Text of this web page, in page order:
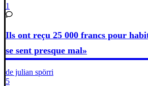
1
Ils ont reçu 25 000 francs pour
se sent presque mal»
de julian spörri
5